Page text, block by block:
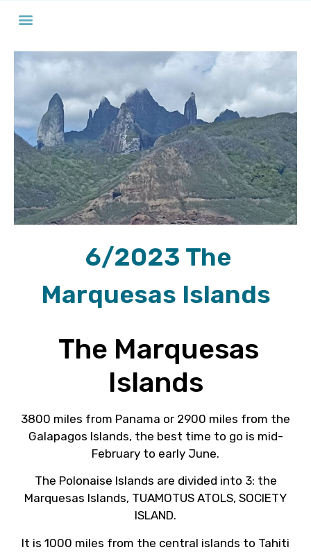
6/2023 The
Marquesas Islands
The Marquesas
Islands
3800 miles from Panama or 2900 miles from the
Galapagos Islands, the best time to go is mid-
February to early June.
The Polonaise Islands are divided into 3: the
Marquesas Islands, TUAMOTUS ATOLS, SOCIETY
ISLAND.
It is 1000 miles from the central islands to Tahiti